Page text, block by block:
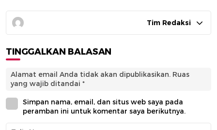
Tim Redaksi
TINGGALKAN BALASAN
Alamat email Anda tidak akan dipublikasikan. Ruas
yang wajib ditandai *
Simpan nama, email, dan situs web saya pada
peramban ini untuk komentar saya berikutnya.